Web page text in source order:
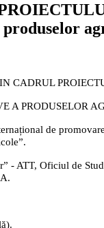
CADRUL
A PRODUSELOR
de
- ATT, Oficiul de